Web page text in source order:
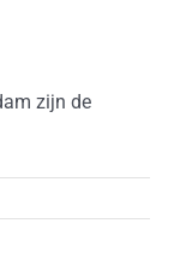
zijn de